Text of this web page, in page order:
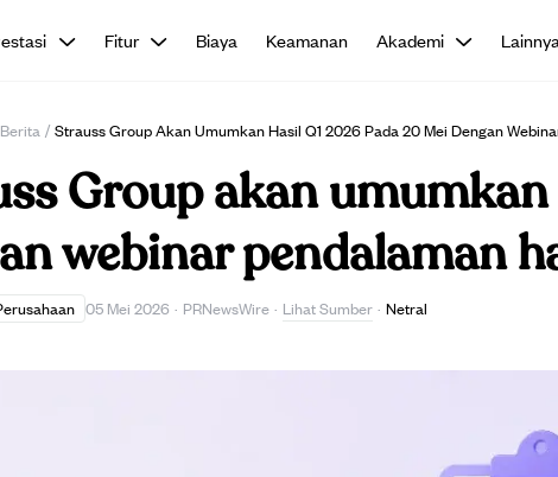
Fitur Biaya Keamanan Akademi Lainnya
/ Strauss Group Akan Umumkan Hasil Q1 2026 Pada 20 Mei Dengan
Group akan
webinar pendalaman
05 Mei 2026 · PRNewsWire · Lihat Sumber · Netral